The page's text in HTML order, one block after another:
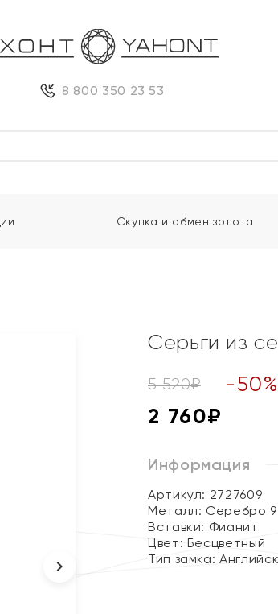
8 800 350 23 53
Скупка и обмен золота
Серьги из
5 520₽ -50%
2 760₽
Информация
Артикул: 2727609
Металл: Серебро
Вставки: Фианит
Цвет: Бесцветный
Тип замка: